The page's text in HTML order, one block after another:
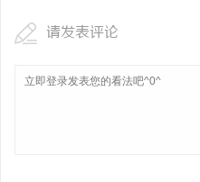
请发表评论